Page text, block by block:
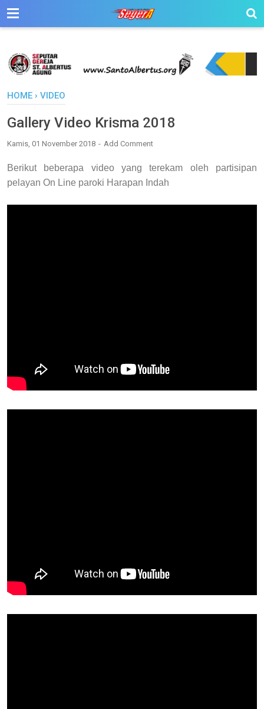
HOME › VIDEO
Gallery Video Krisma 2018
Kamis, 01 November 2018 Add Comment
Berikut beberapa video yang terekam oleh partisipan
pelayan On Line paroki Harapan Indah